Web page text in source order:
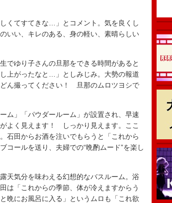
くてすてきな…」とコメント。気を良くし
いい、キレのある、身の軽い、素晴らしい
でゆり子さんの旦那をできる時間があると
上がったなと…」としみじみ。大勢の報道
ん撮ってください！ 旦那のムロツヨシで
ム」「パウダールーム」が設置され、早速
よく見えます！ しっかり見えます。ここ
石田からお酒を注いでもらうと「これから
ールを送り、夫婦での“晩酌ムード”を楽し
天気分を味わえる幻想的なバスルーム。浴
は「これからの季節、体が冷えますからう
晩にお風呂に入る」というムロも「これ欲